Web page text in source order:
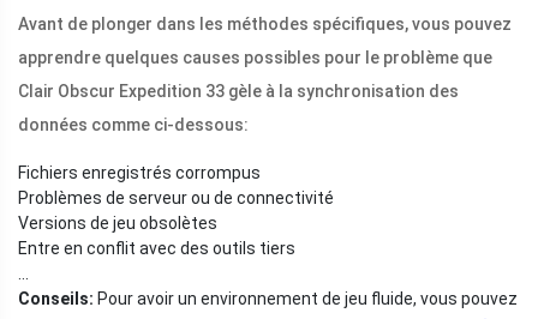
Avant de plonger dans les méthodes spécifiques, vous pouvez
apprendre quelques causes possibles pour le problème que
Clair Obscur Expedition 33 gèle à la synchronisation des
données comme ci-dessous:
Fichiers enregistrés corrompus
Problèmes de serveur ou de connectivité
Versions de jeu obsolètes
Entre en conflit avec des outils tiers
Conseils: Pour avoir un environnement de jeu fluide, vous pouvez